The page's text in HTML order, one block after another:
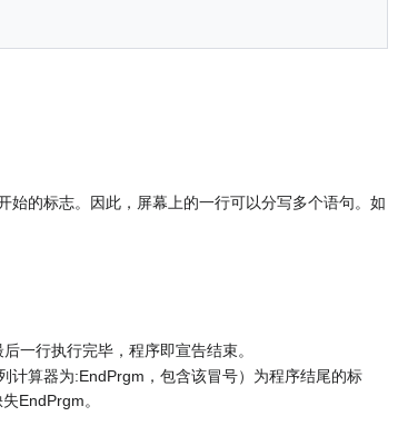
的标志。因此，屏幕上的一行可以分写多个语句。如
一行执行完毕，程序即宣告结束。
算器为:EndPrgm，包含该冒号）为程序结尾的标
EndPrgm。